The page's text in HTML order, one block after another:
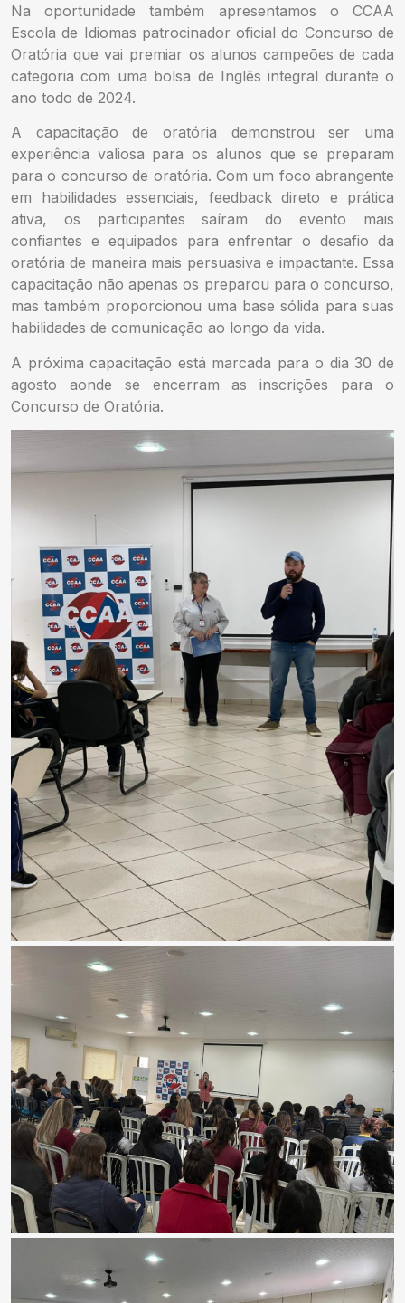
Na oportunidade também apresentamos o CCAA
Escola de Idiomas patrocinador oficial do Concurso de
Oratória que vai premiar os alunos campeões de cada
categoria com uma bolsa de Inglês integral durante o
ano todo de 2024.
A capacitação de oratória demonstrou ser uma
experiência valiosa para os alunos que se preparam
para o concurso de oratória. Com um foco abrangente
em habilidades essenciais, feedback direto e prática
ativa, os participantes saíram do evento mais
confiantes e equipados para enfrentar o desafio da
oratória de maneira mais persuasiva e impactante. Essa
capacitação não apenas os preparou para o concurso,
mas também proporcionou uma base sólida para suas
habilidades de comunicação ao longo da vida.
A próxima capacitação está marcada para o dia 30 de
agosto aonde se encerram as inscrições para o
Concurso de Oratória.